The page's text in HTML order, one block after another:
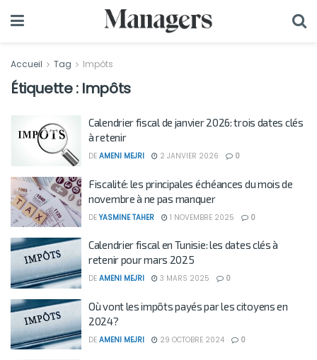
Accueil Tag Impôts
Étiquette : Impôts
Calendrier fiscal de janvier 2026: trois dates clés
à retenir
DE AMENI MEJRI 2 JANVIER 2026 0
Fiscalité: les principales échéances du mois de
novembre à ne pas manquer
DE YASMINE TAHER 1 NOVEMBRE 2025 0
Calendrier fiscal en Tunisie: les dates clés à
retenir pour mars 2025
DE AMENI MEJRI 3 MARS 2025 0
Où vont les impôts payés par les citoyens en
2024?
DE AMENI MEJRI 29 OCTOBRE 2024 0